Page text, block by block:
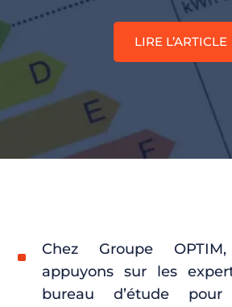
LIRE L’ARTICLE
Chez Groupe
appuyons sur les
bureau d’étude